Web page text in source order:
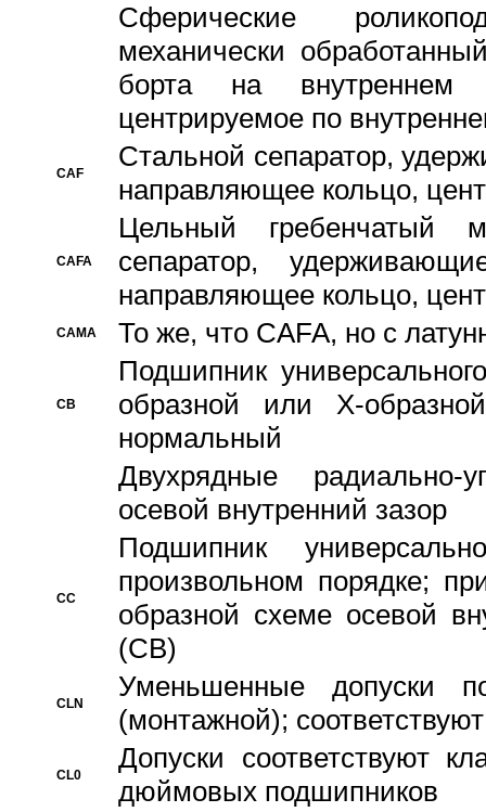
Сферические
механически
борта на внутреннем
центрируемое по
CAF
Стальной сепаратор,
направляющее кольцо,
CAFA
Цельный гребенчатый
сепаратор,
направляющее кольцо,
CAMA То же, что CAFA, но с
CB
Подшипник
образной или Х-
нормальный
Двухрядные радиально-
осевой внутренний зазор
CC
Подшипник
произвольном порядке;
образной схеме осевой
(CB)
CLN
Уменьшенные
(монтажной);
CL0
Допуски соответствуют
дюймовых подшипников